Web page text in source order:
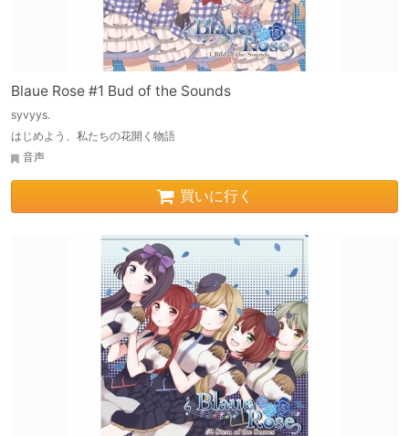
Blaue Rose #1 Bud of the Sounds
syvyys.
はじめよう、私たちの花開く物語
音声
買いに行く